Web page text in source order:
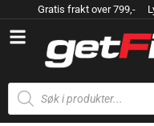
Gratis frakt over 799,-